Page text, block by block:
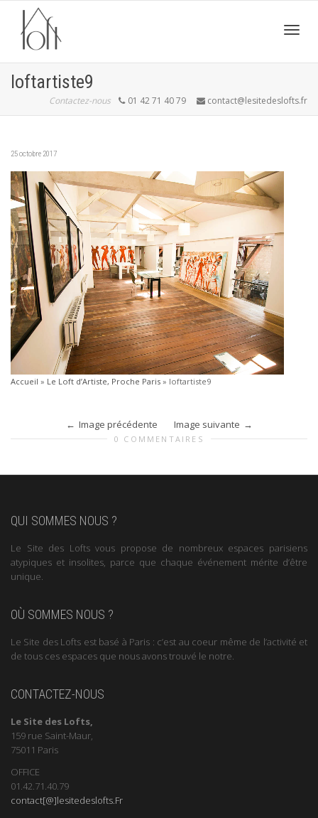
loftartiste9
Contactez-nous 01 42 71 40 79 contact@lesitedeslofts.fr
25 octobre 2017
Accueil » Le Loft d’Artiste, Proche Paris » loftartiste9
Image précédente Image suivante
0 COMMENTAIRES
QUI SOMMES NOUS ?
Le Site des Lofts vous propose de nombreux espaces parisiens
atypiques et insolites, parce que chaque événement mérite d’être
unique.
OÙ SOMMES NOUS ?
Le Site des Lofts est basé à Paris : c’est au coeur même de l’activité et
de tous ces espaces que nous avons trouvé le notre.
CONTACTEZ-NOUS
Le Site des Lofts,
159 rue Saint-Maur,
75011 Paris
OFFICE
01.42.71.40.79
contact[@]lesitedeslofts.Fr